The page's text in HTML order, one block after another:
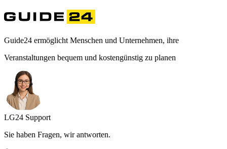
Guide24 ermöglicht Menschen und Unternehmen, ihre
Veranstaltungen bequem und kostengünstig zu planen
LG24 Support
Sie haben Fragen, wir antworten.